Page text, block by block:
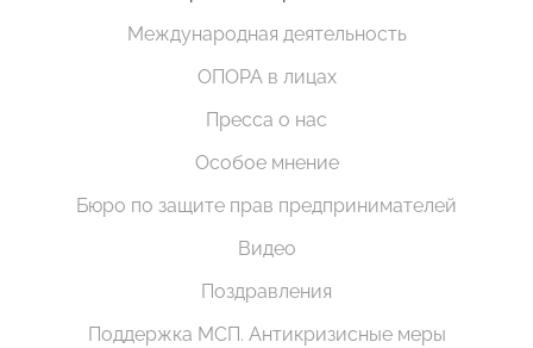
Международная деятельность
ОПОРА в лицах
Пресса о нас
Особое мнение
Бюро по защите прав предпринимателей
Видео
Поздравления
Поддержка МСП. Антикризисные меры